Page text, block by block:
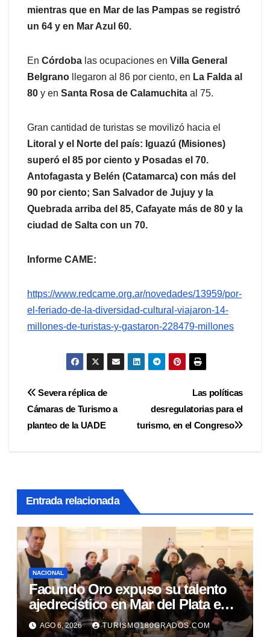
mientras que en Mar de las Pampas se registró
un 64 y en Mar Azul 60.
En Córdoba las ocupaciones en Villa General
Belgrano llegaron al 86 por ciento, en La Falda al
80 y en Santa Rosa de Calamuchita al 75.
Gran cantidad de turistas se movilizó hacia el
Litoral y el Norte del país: Iguazú (Misiones)
superó el 85 por ciento y Posadas el 70.
Antofagasta y Belén (Catamarca) con más del
90 por ciento; San Salvador de Jujuy y la
Quebrada arriba del 85, Cafayate más de 80 y la
ciudad de Salta con un 70.
Informe CAME:
https://www.redcame.org.ar/novedades/13959/por-
el-feriado-de-la-diversidad-cultural-viajaron-14-
millones-de-turistas-y-gastaron-228479-millones
Navegación
de
Las políticas
desregulatorias para el
turismo, en el Congreso
Severa réplica de
Cámaras de Turismo a
planteo de la UADE
Entrada relacionada
NACIONAL
Facundo Oro expuso su talento
ajedrecístico en Mar del Plata en
el marco de partidas simultáneas
AGO 6, 2026 TURISMO180GRADOS.COM